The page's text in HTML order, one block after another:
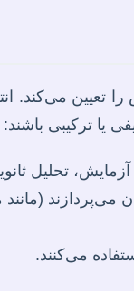
می‌کند.
یا ترکیبی باشند:
تحلیل
می‌پردازند
می‌کنند.